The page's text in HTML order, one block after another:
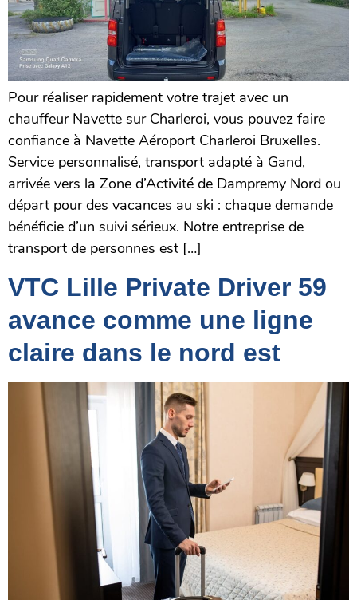
Pour réaliser rapidement votre trajet avec un
chauffeur Navette sur Charleroi, vous pouvez faire
confiance à Navette Aéroport Charleroi Bruxelles.
Service personnalisé, transport adapté à Gand,
arrivée vers la Zone d’Activité de Dampremy Nord ou
départ pour des vacances au ski : chaque demande
bénéficie d’un suivi sérieux. Notre entreprise de
transport de personnes est […]
VTC Lille Private Driver 59
avance comme une ligne
claire dans le nord est